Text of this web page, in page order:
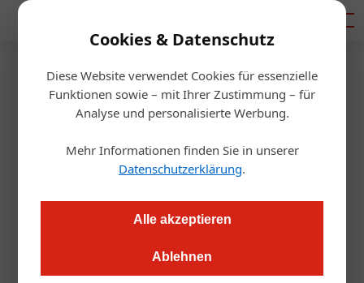
Cookies & Datenschutz
Diese Website verwendet Cookies für essenzielle
Funktionen sowie – mit Ihrer Zustimmung – für
Analyse und personalisierte Werbung.
Mehr Informationen finden Sie in unserer
Datenschutzerklärung.
Alle akzeptieren
Ablehnen
Artikel von APA – Austria
Presse Agentur /
Redaktion
Prognose: 36 Prozent weniger Übernachtungen
Gastro &amp; Hotel
04. Juni 2020
Nachtgastronomie kämpft für Öffnung